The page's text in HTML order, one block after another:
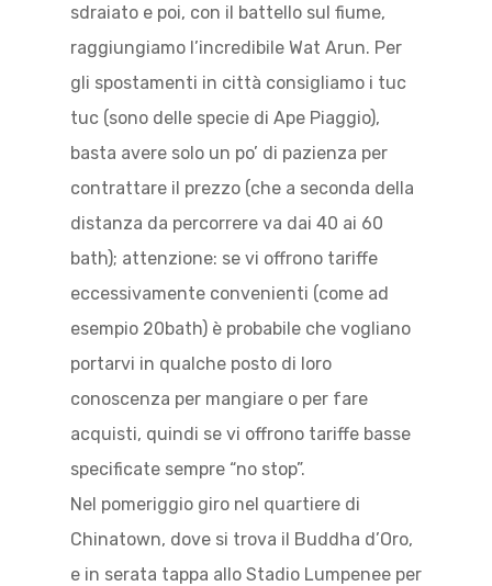
sdraiato e poi, con il battello sul fiume,
raggiungiamo l’incredibile Wat Arun. Per
gli spostamenti in città consigliamo i tuc
tuc (sono delle specie di Ape Piaggio),
basta avere solo un po’ di pazienza per
contrattare il prezzo (che a seconda della
distanza da percorrere va dai 40 ai 60
bath); attenzione: se vi offrono tariffe
eccessivamente convenienti (come ad
esempio 20bath) è probabile che vogliano
portarvi in qualche posto di loro
conoscenza per mangiare o per fare
acquisti, quindi se vi offrono tariffe basse
specificate sempre “no stop”.
Nel pomeriggio giro nel quartiere di
Chinatown, dove si trova il Buddha d’Oro,
e in serata tappa allo Stadio Lumpenee per